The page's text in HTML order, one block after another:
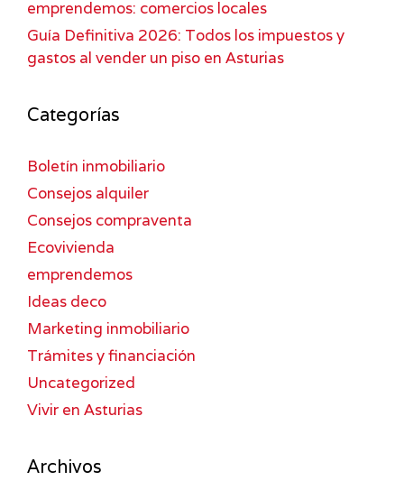
emprendemos: comercios locales
Guía Definitiva 2026: Todos los impuestos y
gastos al vender un piso en Asturias
Categorías
Boletín inmobiliario
Consejos alquiler
Consejos compraventa
Ecovivienda
emprendemos
Ideas deco
Marketing inmobiliario
Trámites y financiación
Uncategorized
Vivir en Asturias
Archivos